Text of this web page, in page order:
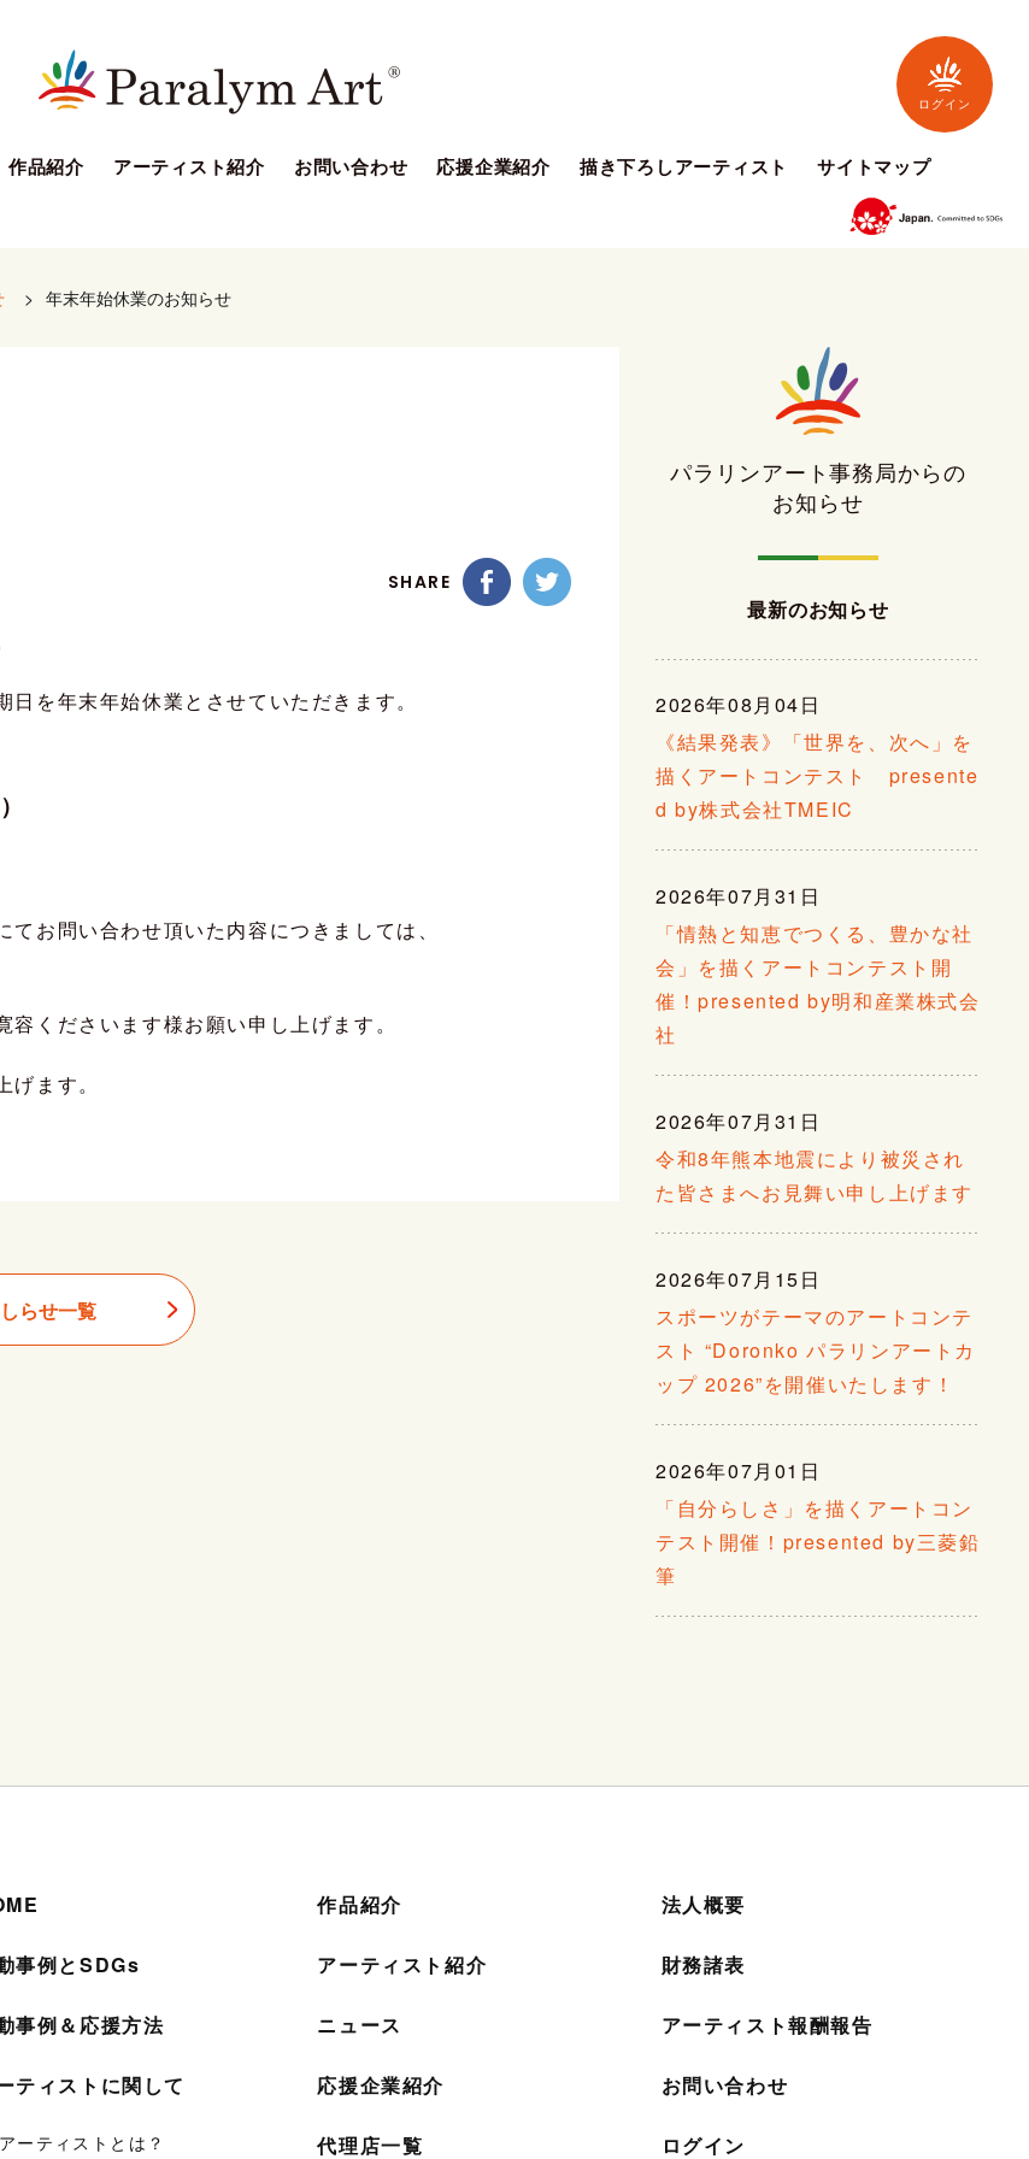
作品紹介 アーティスト紹介 お問い合わせ 応援企業紹介 描き下ろしアーティスト サイトマップ
ログイン
> 年末年始休業のお知らせ
SHARE
を年末年始休業とさせていただきます。
お問い合わせ頂いた内容につきましては、
くださいます様お願い申し上げます。
ます。
らせ一覧
パラリンアート事務局からの
お知らせ
最新のお知らせ
2026年08月04日
《結果発表》「世界を、次へ」を
描くアートコンテスト presente
d by株式会社TMEIC
2026年07月31日
「情熱と知恵でつくる、豊かな社
会」を描くアートコンテスト開
催！presented by明和産業株式会
社
2026年07月31日
令和8年熊本地震により被災され
た皆さまへお見舞い申し上げます
2026年07月15日
スポーツがテーマのアートコンテ
スト “Doronko パラリンアートカ
ップ 2026”を開催いたします！
2026年07月01日
「自分らしさ」を描くアートコン
テスト開催！presented by三菱鉛
筆
事例とSDGs
事例＆応援方法
ティストに関して
ーティストとは？
作品紹介
アーティスト紹介
ニュース
応援企業紹介
代理店一覧
法人概要
財務諸表
アーティスト報酬報告
お問い合わせ
ログイン